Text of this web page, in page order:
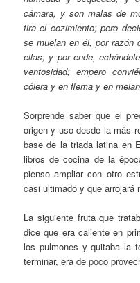
cámara, y son malas de
tira el cozimiento; pero
se muelan en él, por razón
ellas; y por ende,
ventosidad; empero
cólera y en flema y en
Sorprende saber que el
origen y uso desde la más
base de la triada latina en
libros de cocina de la
pienso ampliar con otro
casi ultimado y que arrojará
La siguiente fruta que
dice que era caliente en
los pulmones y quitaba la
terminar, era de poco